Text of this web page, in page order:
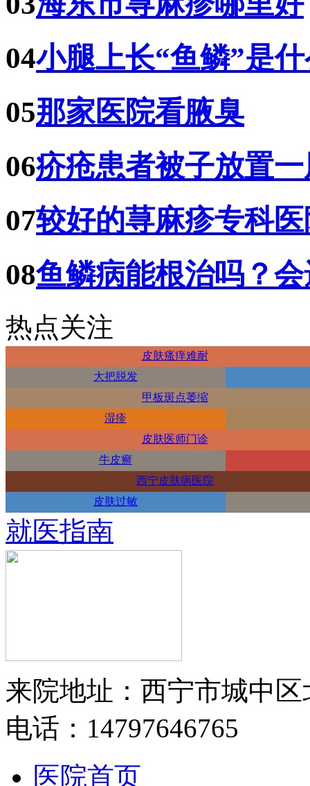
04小腿上长“鱼鳞”是
05那家医院看腋臭
06疥疮患者被子放置
07较好的荨麻疹专科
08鱼鳞病能根治吗？
热点关注
皮肤瘙痒难耐
大把脱发
甲板斑点萎缩
湿疹
皮肤医师门诊
牛皮癣
西宁皮肤病医院
皮肤过敏
就医指南
来院地址：西宁市城中区
电话：14797646765
医院首页